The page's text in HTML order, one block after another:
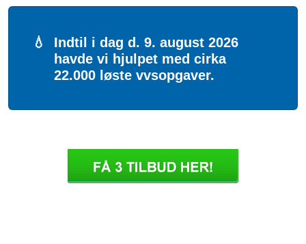
💧 Indtil i dag d. 9. august 2026
havde vi hjulpet med cirka
22.000 løste vvsopgaver.